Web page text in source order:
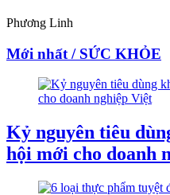
Phương Linh
Mới nhất / SỨC KHỎE
Kỷ nguyên tiêu
hội mới cho doanh